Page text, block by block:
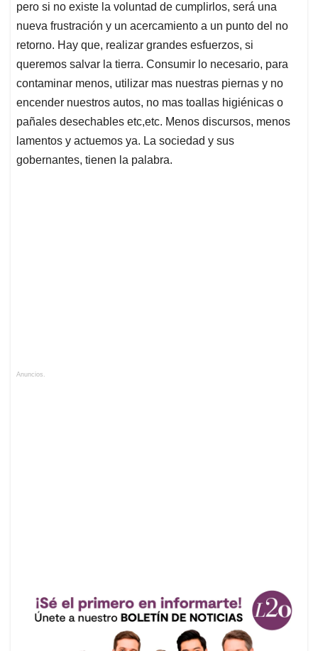
pero si no existe la voluntad de cumplirlos, será una
nueva frustración y un acercamiento a un punto del no
retorno. Hay que, realizar grandes esfuerzos, si
queremos salvar la tierra. Consumir lo necesario, para
contaminar menos, utilizar mas nuestras piernas y no
encender nuestros autos, no mas toallas higiénicas o
pañales desechables etc,etc. Menos discursos, menos
lamentos y actuemos ya. La sociedad y sus
gobernantes, tienen la palabra.
Anuncios.